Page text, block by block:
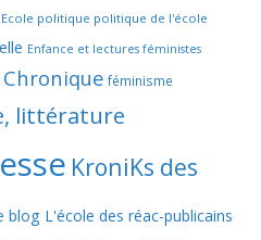
Ecole politique politique de l'école
Enfance et lectures féministes
Chronique féminisme
littérature
KroniKs des
blog L'école des réac-publicains